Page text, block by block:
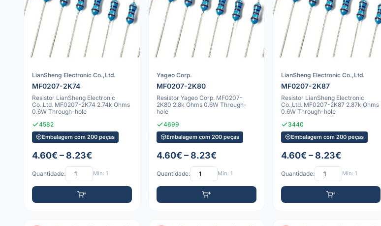
LianSheng Electronic Co.,Ltd.
MF0207-2K74
Resistor LianSheng Electronic
Co.,Ltd. MF0207-2K74 2.74k Ohms
0.6W Through-hole
4582
Embalagem com 200 peças
4.60€ – 8.23€
Quantidade: Mín: 1
Yageo Corp.
MF0207-2K80
Resistor Yageo Corp. MF0207-
2K80 2.8k Ohms 0.6W Through-
hole
4699
Embalagem com 200 peças
4.60€ – 8.23€
Quantidade: Mín: 1
LianSheng Electronic Co.,Ltd.
MF0207-2K87
Resistor LianSheng Electronic
Co.,Ltd. MF0207-2K87 2.87k Ohms
0.6W Through-hole
3440
Embalagem com 200 peças
4.60€ – 8.23€
Quantidade: Mín: 1